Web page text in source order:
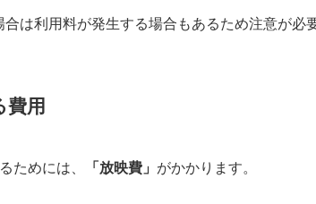
は利用料が発生する場合もあるため注意が必
費用
ためには、 「放映費」 がかかります。